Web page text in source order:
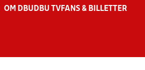
OM DBU DBU TV FANS & BILLETTER